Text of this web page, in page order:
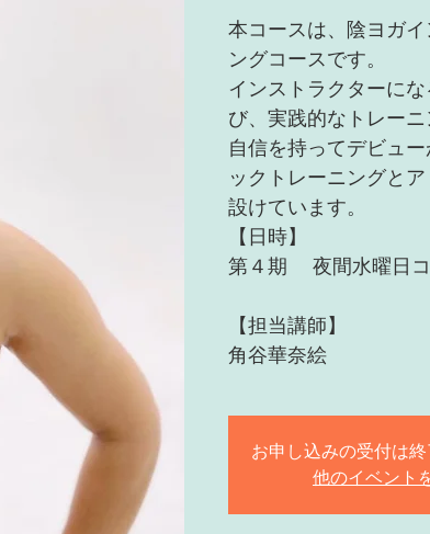
本コースは、陰ヨガ
ングコースです。
インストラクターに
び、実践的なトレー
自信を持ってデビュ
ックトレーニングと
設けています。
【日時】
第４期 夜間水曜日
【担当講師】
角谷華奈絵
お申し込みの受付は
他のイベント